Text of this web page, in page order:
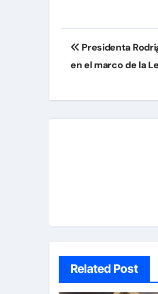
de
Presidenta
en el marco de la
Related Post